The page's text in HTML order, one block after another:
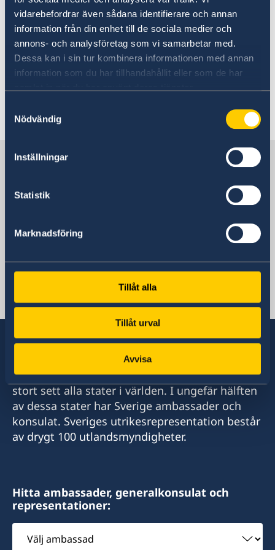
vidarebefordrar även sådana identifierare och annan
information från din enhet till de sociala medier och
annons- och analysföretag som vi samarbetar med.
Dessa kan i sin tur kombinera informationen med annan
information som du har tillhandahållit eller som de har
Nödvändig
Inställningar
Statistik
Marknadsföring
Tillåt alla
Tillåt urval
Avvisa
Terrorism
Naturförhållanden och katastrofer
In- och utresebestämmelser
Hälso- och sjukvård
Lokala lagar och sedvänjor
Kriminalitet och personlig säkerhet
Trafiksäkerhet
Om Botswana
Ansökan om pass för minderårig
Här finns grundläggande information som
gäller för alla länder. I vissa länder gäller
dessutom ytterligare villkor. Kontakta ansvarig
ambassad för mer information.
Sverige i Botswana
Sveriges Ambassad
Svenska Konsulat
Gaborone
E-post
kent@sanitas.co.bw
Sanitas Nursery
Endast förbokade möten
Honorärkonsul
Sverige har diplomatiska förbindelser med i
stort sett alla stater i världen. I ungefär hälften
av dessa stater har Sverige ambassader och
konsulat. Sveriges utrikesrepresentation består
av drygt 100 utlandsmyndigheter.
Hitta ambassader, generalkonsulat och
representationer:
Välj
ambassad